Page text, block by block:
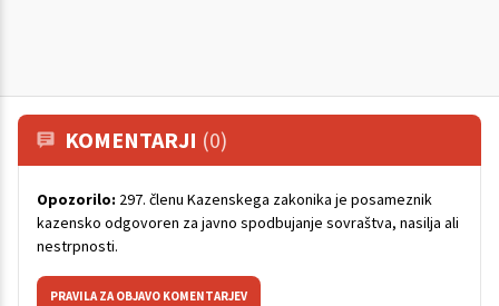
KOMENTARJI (0)
Opozorilo: 297. členu Kazenskega zakonika je posameznik
kazensko odgovoren za javno spodbujanje sovraštva, nasilja ali
nestrpnosti.
PRAVILA ZA OBJAVO KOMENTARJEV